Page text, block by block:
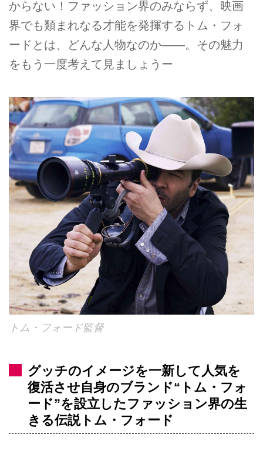
からない！ファッション界のみならず、映画
界でも類まれなる才能を発揮するトム・フォ
ードとは、どんな人物なのか――。その魅力
をもう一度考えて見ましょうー
トム・フォード監督
グッチのイメージを一新して人気を
復活させ自身のブランド“トム・フォ
ード”を設立したファッション界の生
きる伝説トム・フォード